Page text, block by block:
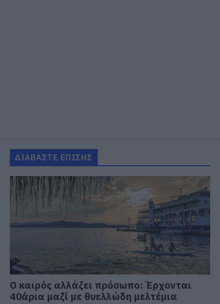
ΔΙΑΒΑΣΤΕ ΕΠΙΣΗΣ
Ο καιρός αλλάζει πρόσωπο: Έρχονται
40άρια μαζί με θυελλώδη μελτέμια